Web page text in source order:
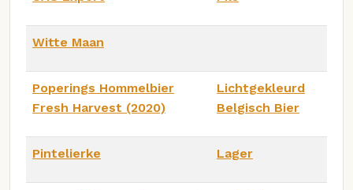
Witte Maan
Poperings Hommelbier
Fresh Harvest (2020)
Lichtgekleurd
Belgisch Bier
Pintelierke Lager